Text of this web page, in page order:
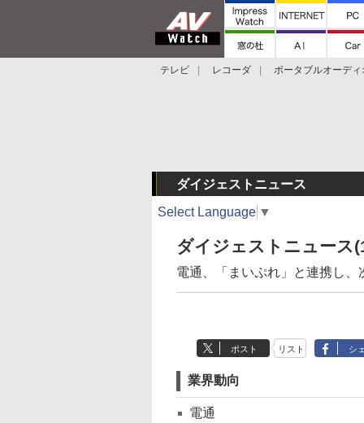
テレビ レコーダ ポータブルオーディ
ダイジェストニュース
Select Language ▼
ダイジェストニュース
電通、「まいぷれ」と連携し
ポスト リスト シ
業界動向
電通